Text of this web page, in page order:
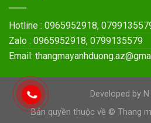
Hotline : 0965952918,
Zalo : 0965952918, 0799135579
Email:
Developed by
Bản quyền thuộc về © Thang